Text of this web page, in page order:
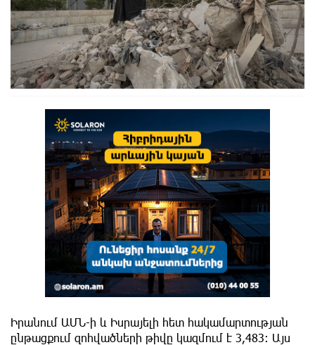
Իրանում ԱՄՆ-ի և Իսրայելի հետ հակամարտության
ընթացքում զոհվածների թիվը կազմում է 3,483: Այս